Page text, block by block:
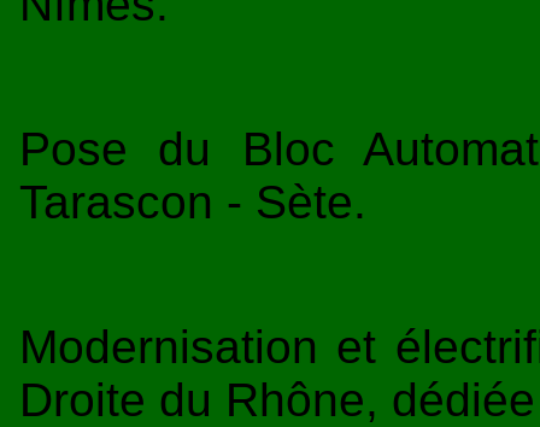
Pose du Bloc
Tarascon - Sète.
Modernisation et
Droite du Rhône,